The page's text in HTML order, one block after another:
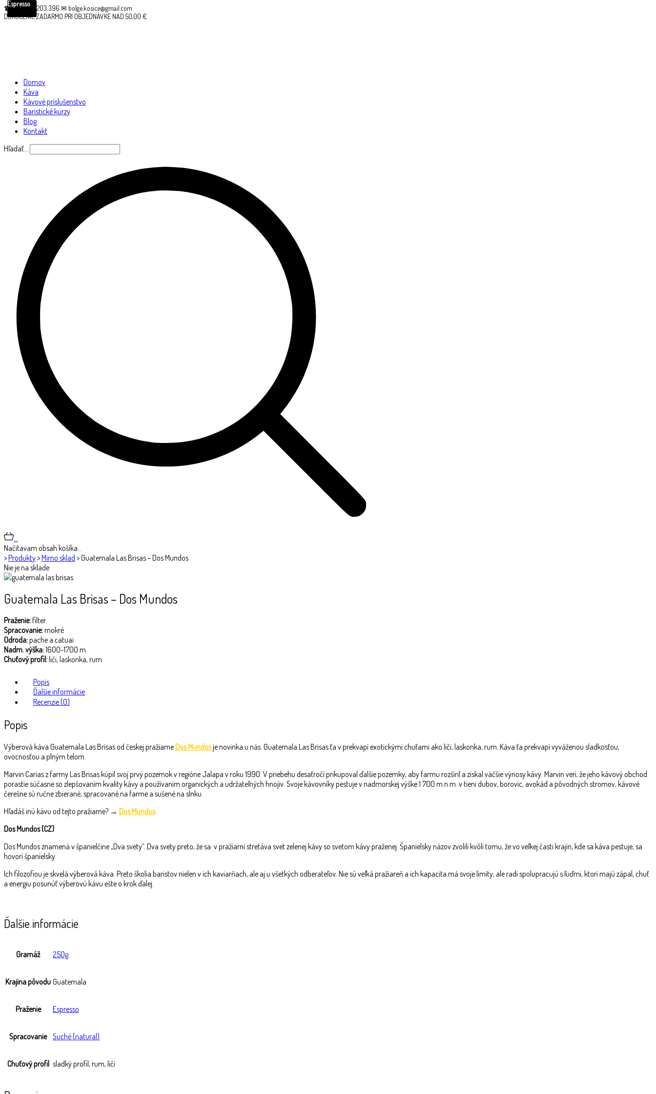
☎ +421 910 203 396 ✉ bolge.kosice@gmail.com
DORUČENIE ZADARMO PRI OBJEDNÁVKE NAD 50,00 €
Domov
Káva
Kávové príslušenstvo
Baristické kurzy
Blog
Kontakt
Hľadať…
…
Načítavam obsah košíka…
>Produkty>Mimo sklad >Guatemala Las Brisas – Dos Mundos
Nie je na sklade
Espresso
Guatemala Las Brisas – Dos Mundos
Praženie:filter
Spracovanie:mokré
Odroda:pache a catuai
Nadm. výška:1600-1700 m
Chuťový profil:liči, laskonka, rum
Popis
Ďalšie informácie
Recenzie (0)
Popis
Výberová káva Guatemala Las Brisas od českej pražiarneDos Mundosje novinka u nás. Guatemala Las Brisas ťa v prekvapí exotickými chuťami ako liči, laskonka, rum. Káva ťa prekvapí vyváženou sladkosťou,
ovocnosťou a plným telom.
Marvin Carias z farmy Las Brisas kúpil svoj prvý pozemok v regióne Jalapa v roku 1990. V priebehu desaťročí prikupoval ďalšie pozemky, aby farmu rozšíril a získal väčšie výnosy kávy. Marvin verí, že jeho kávový obchod
porastie súčasne so zlepšovaním kvality kávy a používaním organických a udržateľných hnojív. Svoje kávovníky pestuje v nadmorskej výške 1 700 m.n.m. v tieni dubov, borovíc, avokád a pôvodných stromov, kávové
čerešne sú ručne zbierané, spracované na farme a sušené na slnku.
Hľadáš inú kávu od tejto pražiarne? → Dos Mundos
Dos Mundos (CZ)
Dos Mundos znamená v španielčine „Dva svety“. Dva svety preto, že sa v pražiarni stretáva svet zelenej kávy so svetom kávy praženej. Španielsky názov zvolili kvôli tomu, že vo veľkej časti krajín, kde sa káva pestuje, sa
hovorí španielsky.
Ich filozofiou je skvelá výberová káva. Preto školia baristov nielen v ich kaviarňach, ale aj u všetkých odberateľov. Nie sú veľká pražiareň a ich kapacita má svoje limity, ale radi spolupracujú s ľuďmi, ktorí majú zápal, chuť
a energiu posunúť výberovú kávu ešte o krok ďalej.
Ďalšie informácie
Gramáž 250g
Krajina pôvodu Guatemala
Praženie Espresso
Spracovanie Suché (natural)
Chuťový profil sladký profil, rum, liči